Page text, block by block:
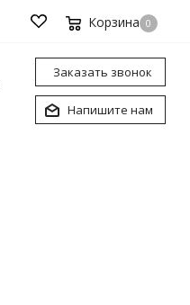
Корзина 0
Заказать звонок
Напишите нам